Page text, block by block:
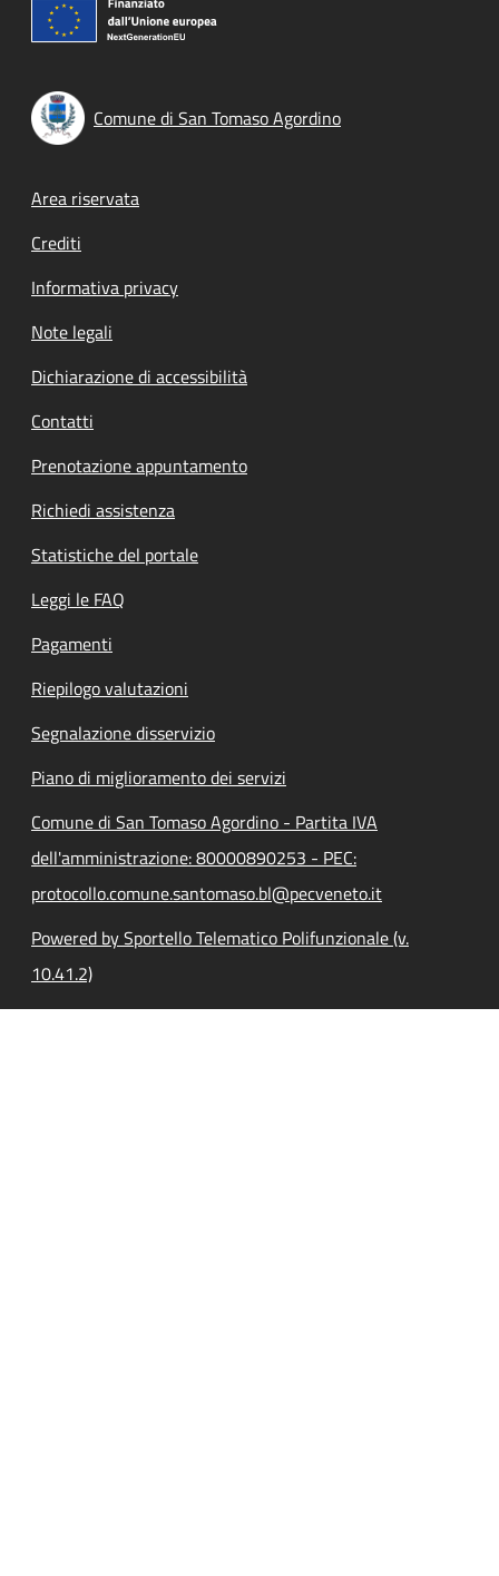
Comune di San Tomaso Agordino
Footer menu
Area riservata
Crediti
Informativa privacy
Note legali
Dichiarazione di accessibilità
Contatti
Prenotazione appuntamento
Richiedi assistenza
Statistiche del portale
Leggi le FAQ
Pagamenti
Riepilogo valutazioni
Segnalazione disservizio
Piano di miglioramento dei servizi
Comune di San Tomaso Agordino - Partita IVA
dell'amministrazione: 80000890253 - PEC:
protocollo.comune.santomaso.bl@pecveneto.it
Powered by Sportello Telematico Polifunzionale (v.
10.41.2)